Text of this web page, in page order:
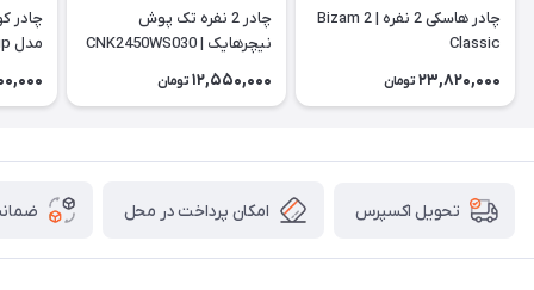
چادر هاسکی 2 نفره | Bizam 2
Classic
23,820,000 تومان
چادر 2 نفره تک پوش
نیچرهایک | CNK2450WS030
12,550,000 تومان
چادر
تحویل اکسپرس امکان پرداخت در محل